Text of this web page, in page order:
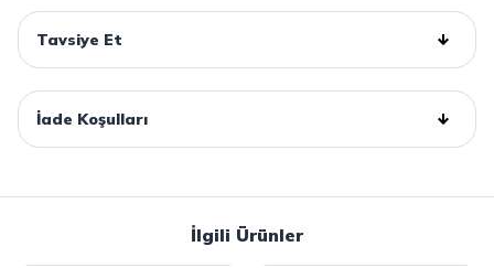
Tavsiye Et
İade Koşulları
İlgili Ürünler